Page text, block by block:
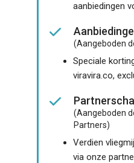
aanbiedingen
(Aangeboden
Speciale
viravira.co,
(Aangeboden
Partners)
Verdien
via onze